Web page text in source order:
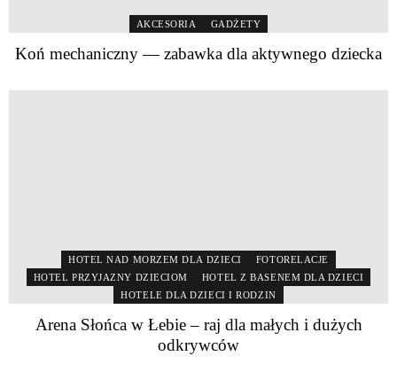
AKCESORIA GADŻETY
Koń mechaniczny — zabawka dla aktywnego dziecka
HOTEL NAD MORZEM DLA DZIECI
FOTORELACJE
HOTEL PRZYJAZNY DZIECIOM
HOTEL Z BASENEM DLA DZIECI
HOTELE DLA DZIECI I RODZIN
Arena Słońca w Łebie – raj dla małych i dużych
odkrywców